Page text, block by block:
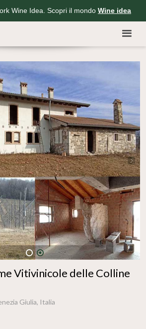
Wine Idea. Scopri il mondo Wine idea
1 2
Vitivinicole delle Colline
Giulia, Italia